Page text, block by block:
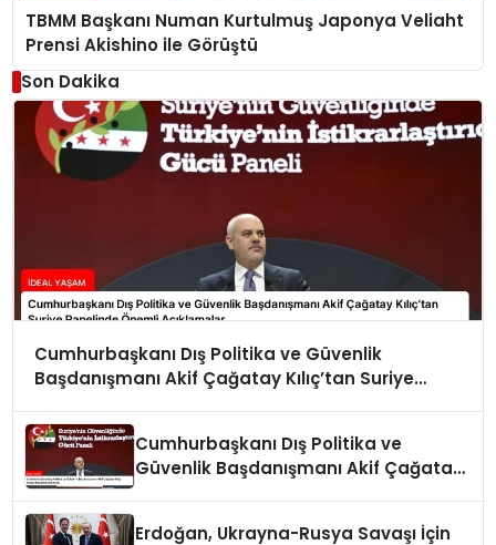
TBMM Başkanı Numan Kurtulmuş Japonya Veliaht
Prensi Akishino ile Görüştü
Son Dakika
Cumhurbaşkanı Dış Politika ve Güvenlik
Başdanışmanı Akif Çağatay Kılıç’tan Suriye
Cumhurbaşkanı Dış Politika ve
Güvenlik Başdanışmanı Akif Çağatay
Erdoğan, Ukrayna-Rusya Savaşı İçin